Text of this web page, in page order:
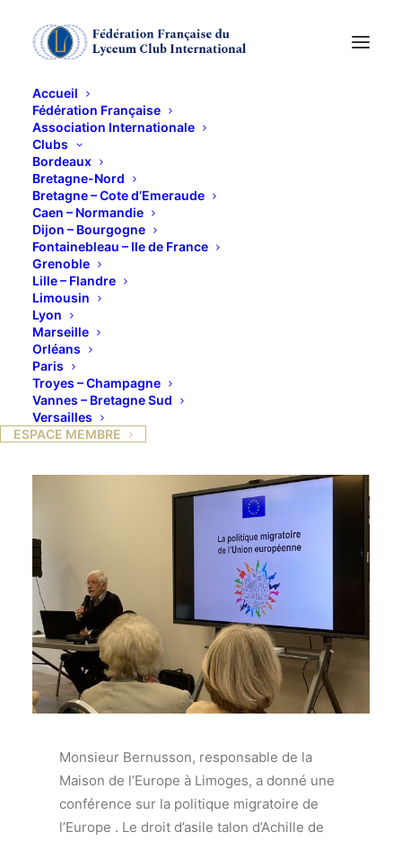
Accueil
Fédération Française
Association Internationale
Clubs
Bordeaux
Bretagne-Nord
Bretagne – Cote d’Emeraude
Caen – Normandie
Dijon – Bourgogne
Fontainebleau – Ile de France
Grenoble
Lille – Flandre
Limousin
Lyon
Marseille
Orléans
Paris
Troyes – Champagne
Vannes – Bretagne Sud
Versailles
ESPACE MEMBRE
Conférence sur la
politique migratoire
de l'Union
européenne Mardi 19
Monsieur Bernusson, responsable de la
Maison de l’Europe à Limoges, a donné une
conférence sur la politique migratoire de
l’Europe . Le droit d’asile talon d’Achille de